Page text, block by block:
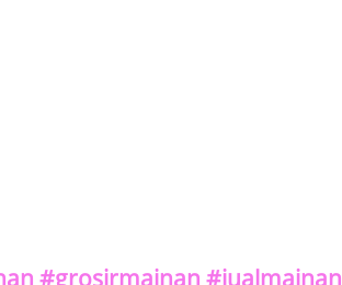
#grosirmainan #jualmainan